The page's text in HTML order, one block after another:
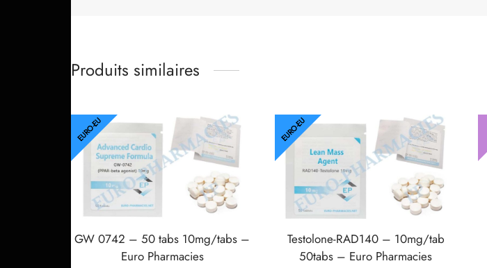
Produits similaires
EURO-EU
GW 0742 – 50 tabs 10mg/tabs –
Euro Pharmacies
EURO-EU
Testolone-RAD140 – 10mg/tab
50tabs – Euro Pharmacies